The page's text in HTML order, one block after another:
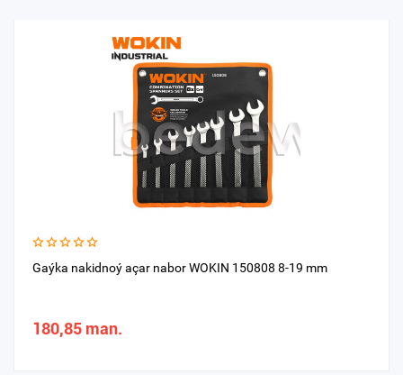
Gaýka nakidnoý açar nabor WOKIN 150808 8-19 mm
180,85 man.